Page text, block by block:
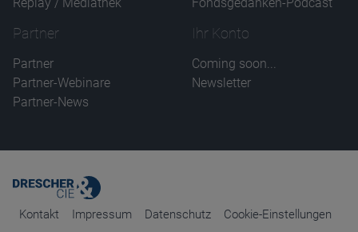
Partner
Partner
Partner-Webinare
Partner-News
Ihr Konto
Coming soon...
Newsletter
Kontakt Impressum Datenschutz Cookie-Einstellungen